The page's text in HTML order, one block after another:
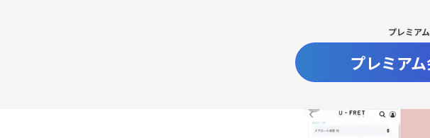
プレミア
プレミア